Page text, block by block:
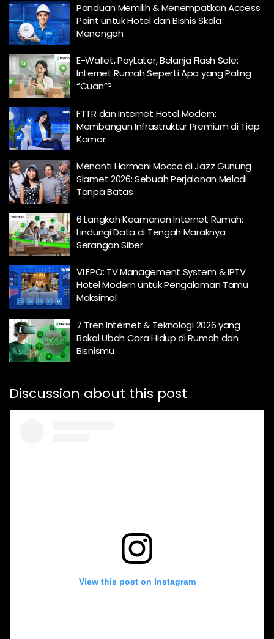
Panduan Memilih & Menempatkan Access
Point untuk Hotel dan Bisnis Skala
Menengah
E-Wallet, PayLater, Belanja Flash Sale:
Internet Rumah Seperti Apa yang Paling
“Cuan”?
FTTR dan Internet Hotel Modern:
Membangun Infrastruktur Premium di Tiap
Kamar
Menanti Harmoni Mocca di Jazz Gunung
Slamet 2026: Sebuah Perjalanan Melodi
Tanpa Batas
6 Langkah Keamanan Internet Rumah:
Lindungi Data di Tengah Maraknya
Serangan Siber
VLEPO: TV Management System & IPTV
Hotel Modern untuk Pengalaman Tamu
Maksimal
7 Tren Internet & Teknologi 2026 yang
Bakal Ubah Cara Hidup di Rumah dan
Bisnismu
Discussion about this post
View this post on Instagram